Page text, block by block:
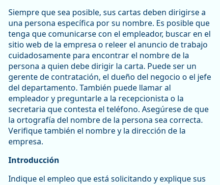
Siempre que sea posible, sus cartas deben dirigirse a
una persona específica por su nombre. Es posible que
tenga que comunicarse con el empleador, buscar en el
sitio web de la empresa o releer el anuncio de trabajo
cuidadosamente para encontrar el nombre de la
persona a quien debe dirigir la carta. Puede ser un
gerente de contratación, el dueño del negocio o el jefe
del departamento. También puede llamar al
empleador y preguntarle a la recepcionista o la
secretaria que contesta el teléfono. Asegúrese de que
la ortografía del nombre de la persona sea correcta.
Verifique también el nombre y la dirección de la
empresa.
Introducción
Indique el empleo que está solicitando y explique sus